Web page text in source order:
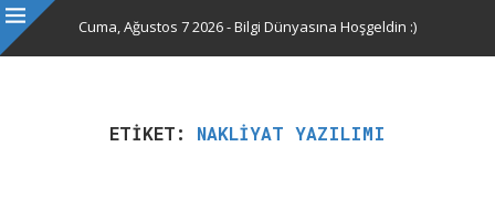
Cuma, Ağustos 7 2026 - Bilgi Dünyasına Hoşgeldin :)
ETIKET: NAKLIYAT YAZILIMI